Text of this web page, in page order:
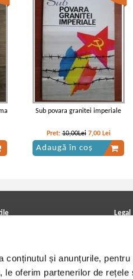
conținutul și anunțurile,
le oferim partenerilor de
Sub povara granitei imperiale
Pret:10,00Lei 7,00 Lei
Adaugă în coș
CD/DVD
Legal